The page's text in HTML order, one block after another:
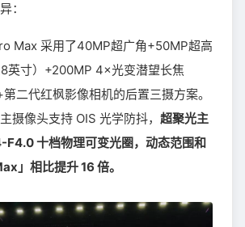
：
Max 采用了40MP超广角+50MP超高
英寸）+200MP 4×光变潜望长焦
第二代红枫影像相机的后置三摄方案。
摄像头支持 OIS 光学防抖， 超聚光主
F4.0 十档物理可变光圈，动态范围和
」相比提升 16 倍。